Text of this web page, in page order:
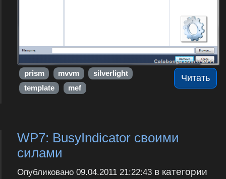
Читать
prism mvvm
silverlight
template
mef
WP7: BusyIndicator своими
силами
Опубликовано 09.04.2011 21:22:43в категории